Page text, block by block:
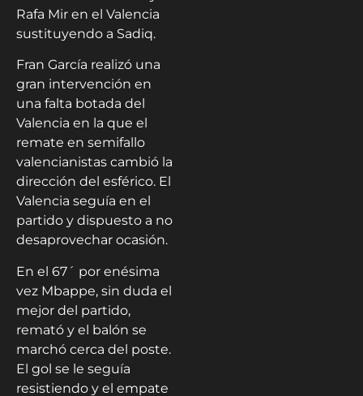
Rafa Mir en el Valencia
sustituyendo a Sadiq.
Fran García realizó una
gran intervención en
una falta botada del
Valencia en la que el
remate en semifallo
valencianistas cambió la
dirección del esférico. El
Valencia seguía en el
partido y dispuesto a no
desaprovechar ocasión.
En el 67´ por enésima
vez Mbappe, sin duda el
mejor del partido,
remató y el balón se
marchó cerca del poste.
El gol se le seguía
resistiendo y el empate